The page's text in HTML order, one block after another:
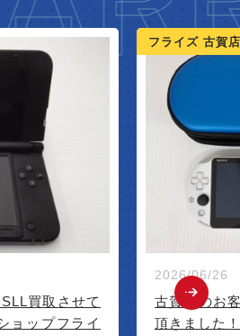
買取させて
ョップフライ
フライズ 古賀店
2026/06/26
古賀市のお
頂きました